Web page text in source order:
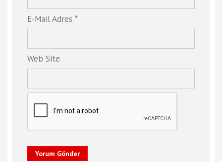
E-Mail Adres *
Web Site
Yorum Gönder